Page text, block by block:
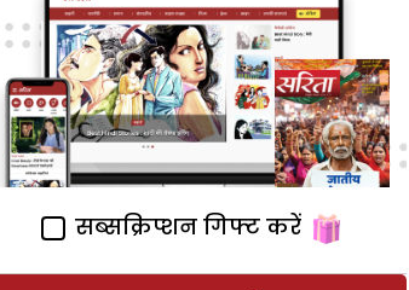
सब्सक्रिप्शन गिफ्ट करें